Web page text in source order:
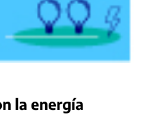
la energía